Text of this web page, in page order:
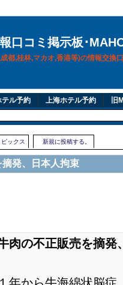
口コミ掲示板･
都,桂林,マカオ,香港等)の情報交換
テル予約 上海ホテル予約 旧
ックス 新規に投稿する。
摘発、日本人拘束
肉の不正販売を摘発